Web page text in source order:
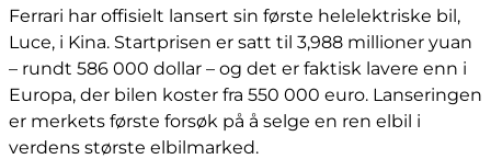
Ferrari har offisielt lansert sin første helelektriske bil,
Luce, i Kina. Startprisen er satt til 3,988 millioner yuan
– rundt 586 000 dollar – og det er faktisk lavere enn i
Europa, der bilen koster fra 550 000 euro. Lanseringen
er merkets første forsøk på å selge en ren elbil i
verdens største elbilmarked.